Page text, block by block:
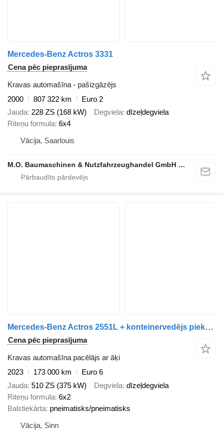
Mercedes-Benz Actros 3331
Cena pēc pieprasījuma
Kravas automašīna - pašizgāzējs
2000
807 322 km
Euro 2
Jauda 228 ZS (168 kW) Degviela dīzeļdegviela
Riteņu formula 6x4
Vācija, Saarlouis
M.O. Baumaschinen & Nutzfahrzeughandel GmbH & CO.
Mercedes-Benz Actros 2551L + konteinervedējs piekabe
Cena pēc pieprasījuma
Kravas automašīna pacēlājs ar āķi
2023
173 000 km
Euro 6
Jauda 510 ZS (375 kW) Degviela dīzeļdegviela
Riteņu formula 6x2
Balstiekārta pneimatisks/pneimatisks
Vācija, Sinn